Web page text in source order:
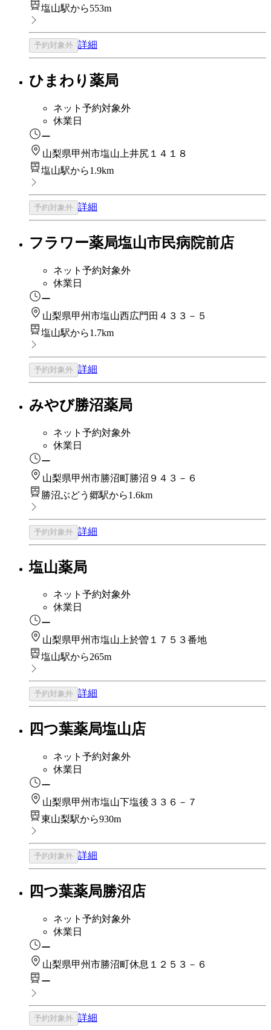
塩山駅から553m
予約対象外 詳細
ひまわり薬局
ネット予約対象外
休業日
ー
山梨県甲州市塩山上井尻１４１８
塩山駅から1.9km
予約対象外 詳細
フラワー薬局塩山市民病院前店
ネット予約対象外
休業日
ー
山梨県甲州市塩山西広門田４３３－５
塩山駅から1.7km
予約対象外 詳細
みやび勝沼薬局
ネット予約対象外
休業日
ー
山梨県甲州市勝沼町勝沼９４３－６
勝沼ぶどう郷駅から1.6km
予約対象外 詳細
塩山薬局
ネット予約対象外
休業日
ー
山梨県甲州市塩山上於曽１７５３番地
塩山駅から265m
予約対象外 詳細
四つ葉薬局塩山店
ネット予約対象外
休業日
ー
山梨県甲州市塩山下塩後３３６－７
東山梨駅から930m
予約対象外 詳細
四つ葉薬局勝沼店
ネット予約対象外
休業日
ー
山梨県甲州市勝沼町休息１２５３－６
ー
予約対象外 詳細